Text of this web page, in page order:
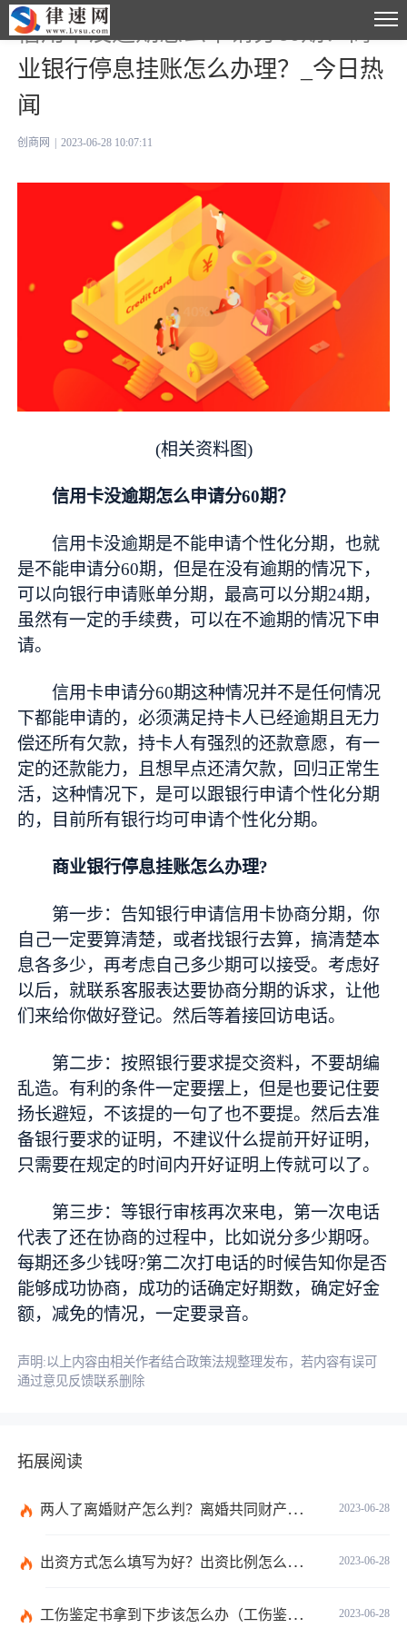
信用卡没逾期怎么申请分60期？商
业银行停息挂账怎么办理？_今日热
闻
创商网 2023-06-28 10:07:11
(相关资料图)
信用卡没逾期怎么申请分60期？
信用卡没逾期是不能申请个性化分期，也就
是不能申请分60期，但是在没有逾期的情况下，
可以向银行申请账单分期，最高可以分期24期，
虽然有一定的手续费，可以在不逾期的情况下申
请。
信用卡申请分60期这种情况并不是任何情况
下都能申请的，必须满足持卡人已经逾期且无力
偿还所有欠款，持卡人有强烈的还款意愿，有一
定的还款能力，且想早点还清欠款，回归正常生
活，这种情况下，是可以跟银行申请个性化分期
的，目前所有银行均可申请个性化分期。
商业银行停息挂账怎么办理?
第一步：告知银行申请信用卡协商分期，你
自己一定要算清楚，或者找银行去算，搞清楚本
息各多少，再考虑自己多少期可以接受。考虑好
以后，就联系客服表达要协商分期的诉求，让他
们来给你做好登记。然后等着接回访电话。
第二步：按照银行要求提交资料，不要胡编
乱造。有利的条件一定要摆上，但是也要记住要
扬长避短，不该提的一句了也不要提。然后去准
备银行要求的证明，不建议什么提前开好证明，
只需要在规定的时间内开好证明上传就可以了。
第三步：等银行审核再次来电，第一次电话
代表了还在协商的过程中，比如说分多少期呀。
每期还多少钱呀?第二次打电话的时候告知你是否
能够成功协商，成功的话确定好期数，确定好金
额，减免的情况，一定要录音。
声明:以上内容由相关作者结合政策法规整理发布，若内容有误可
通过意见反馈联系删除
拓展阅读
2023-06-28
两人了离婚财产怎么判？离婚共同财产有哪些？_焦点快报
2023-06-28
出资方式怎么填写为好？出资比例怎么填写？
2023-06-28
工伤鉴定书拿到下步该怎么办（工伤鉴定后要是对伤残等级结论不服怎么办）